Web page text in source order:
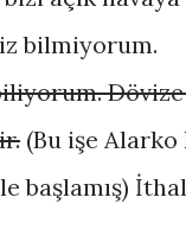
bilmiyorum.
(Bu işe
başlamış)